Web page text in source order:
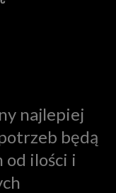
najlepiej
będą
od ilości i